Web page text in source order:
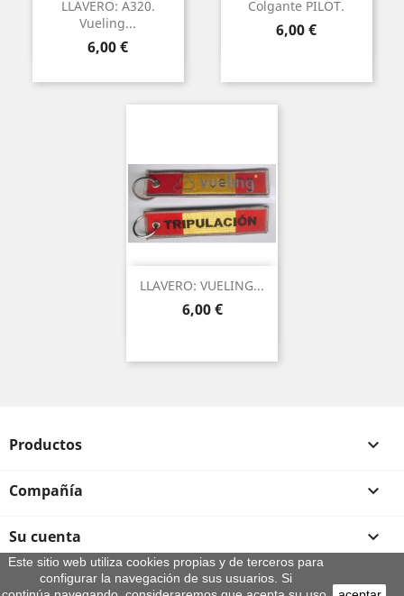
LLAVERO: A320.
Vueling...
Precio
6,00 €
Colgante PILOT.
Precio
6,00 €
LLAVERO: VUELING...
Precio
6,00 €
Productos 
Compañía 
Su cuenta 
Información de la tienda
Este sitio web utiliza cookies propias y de terceros para
configurar la navegación de sus usuarios. Si